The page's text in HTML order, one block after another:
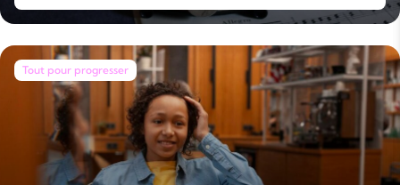
Tout pour progresser